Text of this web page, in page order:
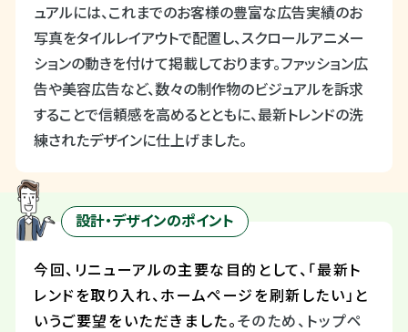
ュアルには、これまでのお客様の豊富な広告実績のお
写真をタイルレイアウトで配置し、スクロールアニメー
ションの動きを付けて掲載しております。ファッション広
告や美容広告など、数々の制作物のビジュアルを訴求
することで信頼感を高めるとともに、最新トレンドの洗
練されたデザインに仕上げました。
設計・デザインのポイント
今回、リニューアルの主要な目的として、「最新ト
レンドを取り入れ、ホームページを刷新したい」と
いうご要望をいただきました。 そのため、トップペ